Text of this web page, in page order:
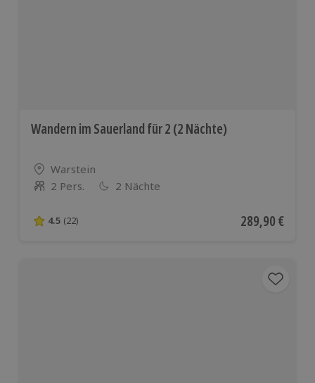
Wandern im Sauerland für 2 (2 Nächte)
Standort
Warstein
Anzahl der Teilnehmer
2 Pers. 2 Nächte
4.5 von 5 Sternen basierend auf 22 Bewertungen
4.5 (22) Aktueller Preis
289,90 €